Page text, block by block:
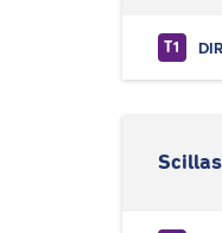
T1
Scillas